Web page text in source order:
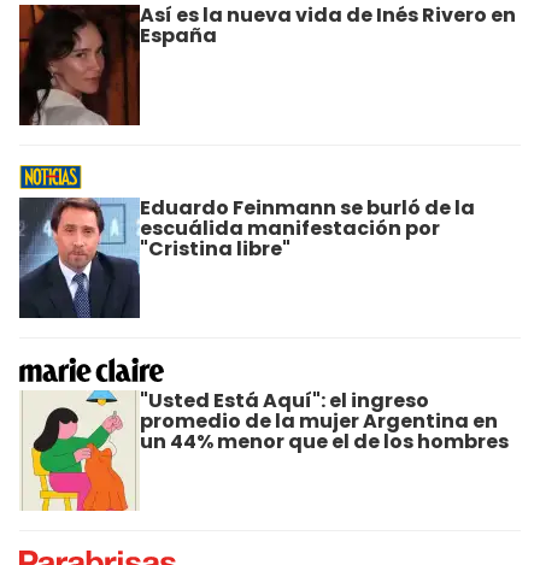
Así es la nueva vida de Inés Rivero en
España
Eduardo Feinmann se burló de la
escuálida manifestación por
"Cristina libre"
"Usted Está Aquí": el ingreso
promedio de la mujer Argentina en
un 44% menor que el de los hombres